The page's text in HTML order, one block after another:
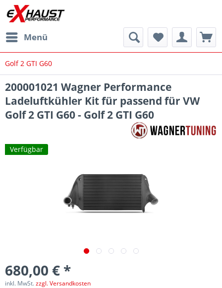
Menü
Golf 2 GTI G60
200001021 Wagner Performance
Ladeluftkühler Kit für passend für VW
Golf 2 GTI G60 - Golf 2 GTI G60
Verfügbar
680,00 € *
inkl. MwSt.zzgl. Versandkosten